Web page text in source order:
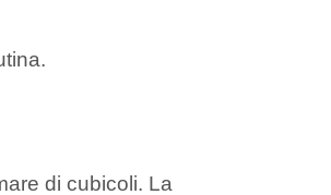
di cubicoli. La